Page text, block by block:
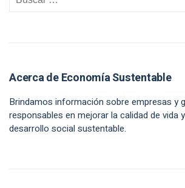
Acerca de Economía Sustentable
Brindamos información sobre empresas y
responsables en mejorar la calidad de vida
desarrollo social sustentable.